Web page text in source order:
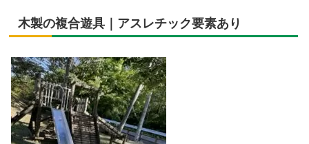
木製の複合遊具｜アスレチック要素あり